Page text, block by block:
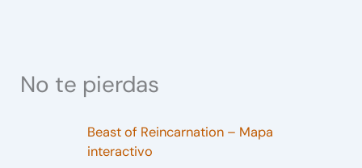
No te pierdas
Beast of Reincarnation – Mapa
interactivo